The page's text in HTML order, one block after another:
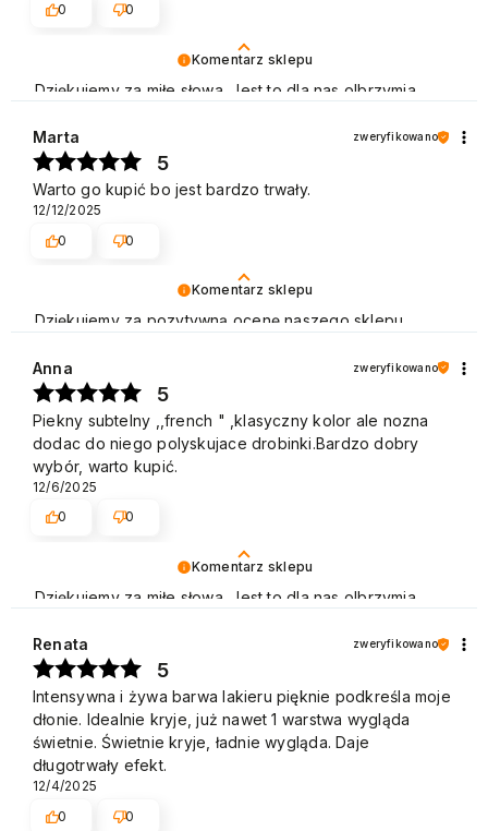
Komentarz sklepu
Dziękujemy za miłe słowa. Jest to dla nas olbrzymia
0
0
Komentarz sklepu
Dziękujemy za pozytywną ocenę naszego sklepu.
Marta zweryfikowano
5
Warto go kupić bo jest bardzo trwały.
12/12/2025
0
0
Komentarz sklepu
Dziękujemy za miłe słowa. Jest to dla nas olbrzymia
Anna zweryfikowano
5
Piekny subtelny ,,french " ,klasyczny kolor ale nozna
dodac do niego polyskujace drobinki.Bardzo dobry
wybór, warto kupić.
12/6/2025
0
0
Renata zweryfikowano
5
Intensywna i żywa barwa lakieru pięknie podkreśla moje
dłonie. Idealnie kryje, już nawet 1 warstwa wygląda
świetnie. Świetnie kryje, ładnie wygląda. Daje
długotrwały efekt.
12/4/2025
0
0